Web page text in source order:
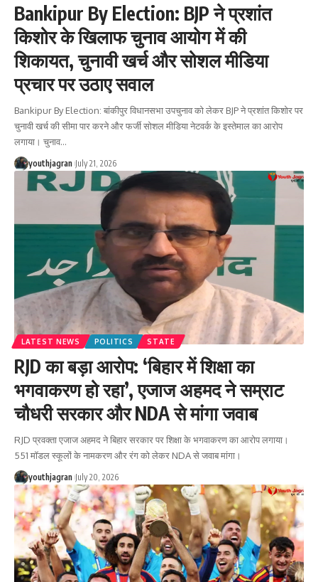
Bankipur By Election: BJP ने प्रशांत
किशोर के खिलाफ चुनाव आयोग में की
शिकायत, चुनावी खर्च और सोशल मीडिया
प्रचार पर उठाए सवाल
Bankipur By Election: बांकीपुर विधानसभा उपचुनाव को लेकर BJP ने प्रशांत किशोर पर
चुनावी खर्च की सीमा पार करने और फर्जी सोशल मीडिया नेटवर्क के इस्तेमाल का आरोप
लगाया। चुनाव…
youthjagran July 21, 2026
LATEST NEWS POLITICS STATE
RJD का बड़ा आरोप: ‘बिहार में शिक्षा का
भगवाकरण हो रहा’, एजाज अहमद ने सम्राट
चौधरी सरकार और NDA से मांगा जवाब
RJD प्रवक्ता एजाज अहमद ने बिहार सरकार पर शिक्षा के भगवाकरण का आरोप लगाया।
551 मॉडल स्कूलों के नामकरण और रंग को लेकर NDA से जवाब मांगा।
youthjagran July 20, 2026